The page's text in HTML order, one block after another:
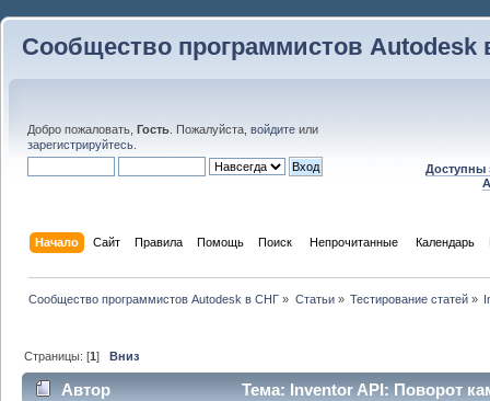
Сообщество программистов Autodesk
Добро пожаловать, Гость . Пожалуйста, войдите или
зарегистрируйтесь
Доступны
Начало Сайт Правила Помощь Поиск Непрочитанные Календарь
Сообщество программистов Autodesk в СНГ » Статьи» Тестирование статей»
Страницы: [1]Вниз
Автор
Тема: Inventor API: Поворот